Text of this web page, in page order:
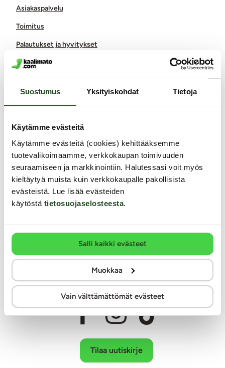
Suostumus Yksityiskohdat Tietoja
Käytämme evästeitä
Käytämme evästeitä (cookies) kehittääksemme
tuotevalikoimaamme, verkkokaupan toimivuuden
seuraamiseen ja markkinointiin. Halutessasi voit myös
kieltäytyä muista kuin verkkokaupalle pakollisista
evästeistä. Lue lisää evästeiden
käytöstä tietosuojaselosteesta.
Salli kaikki evästeet
Muokkaa
Vain välttämättömät evästeet
Asiakaspalvelu
Toimitus
Palautukset ja hyvitykset
Yksityisyyden suoja / tietosuoja
Lähetysseuranta
Miksi juuri Kaalimato.com
Laaja ja monipuolinen valikoima eroottisia tuotteita
Arkisin ennen klo 14 tehdyt tilaukset lähetetään vielä samana
päivänä
Aina huomaamaton paketti
Ilmainen toimitus yli 60€ tilauksiin
Asiantunteva henkilökunta
Ystävällinen ja auttava asiakaspalvelu
100% kotimainen verkkokauppa
Seuraa meitä somessa
Tilaa uutiskirje